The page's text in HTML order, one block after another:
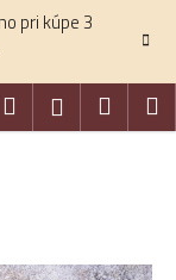
pri kúpe 3
Hľadať Prihlásenie